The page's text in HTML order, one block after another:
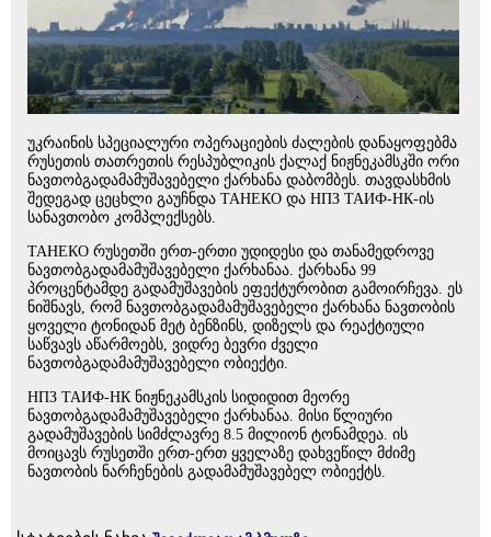
უკრაინის სპეციალური ოპერაციების ძალების დანაყოფებმა
რუსეთის თათრეთის რესპუბლიკის ქალაქ ნიჟნეკამსკში ორი
ნავთობგადამამუშავებელი ქარხანა დაბომბეს. თავდასხმის
შედეგად ცეცხლი გაუჩნდა ТАНЕКО და НПЗ ТАИФ-НК-ის
სანავთობო კომპლექსებს.
ТАНЕКО რუსეთში ერთ-ერთი უდიდესი და თანამედროვე
ნავთობგადამამუშავებელი ქარხანაა. ქარხანა 99
პროცენტამდე გადამუშავების ეფექტურობით გამოირჩევა. ეს
ნიშნავს, რომ ნავთობგადამამუშავებელი ქარხანა ნავთობის
ყოველი ტონიდან მეტ ბენზინს, დიზელს და რეაქტიული
საწვავს აწარმოებს, ვიდრე ბევრი ძველი
ნავთობგადამამუშავებელი ობიექტი.
НПЗ ТАИФ-НК ნიჟნეკამსკის სიდიდით მეორე
ნავთობგადამამუშავებელი ქარხანაა. მისი წლიური
გადამუშავების სიმძლავრე 8.5 მილიონ ტონამდეა. ის
მოიცავს რუსეთში ერთ-ერთ ყველაზე დახვეწილ მძიმე
ნავთობის ნარჩენების გადამამუშავებელ ობიექტს.